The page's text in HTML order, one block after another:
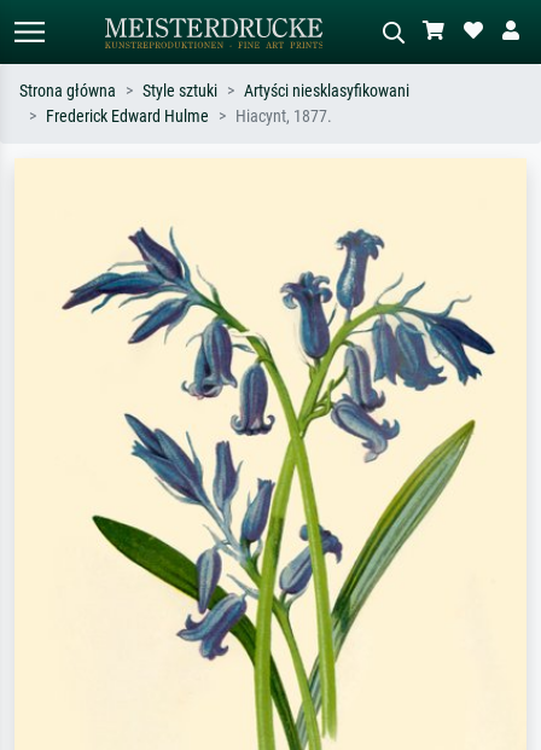
impresjonizm, fala Hokusaia, akt.
stojący akt obok drzewa.
Strona główna Style sztuki
Artyści niesklasyfikowani
Frederick Edward Hulme
Hiacynt, 1877.